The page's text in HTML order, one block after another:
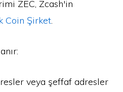
ZEC, Zcash'in
Coin Şirket.
veya şeffaf adresler